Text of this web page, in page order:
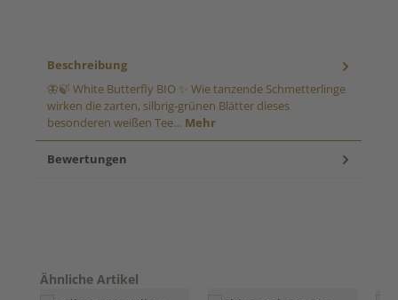
Beschreibung
🦋🍃 White Butterfly BIO ✨ Wie tanzende Schmetterlinge
wirken die zarten, silbrig-grünen Blätter dieses
besonderen weißen Tee… Mehr
Bewertungen
Produktgalerie überspringen
Ähnliche Artikel